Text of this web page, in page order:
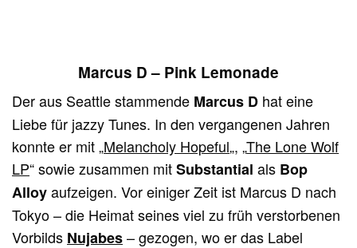
Marcus D – Pink Lemonade
Der aus Seattle stammende Marcus D hat eine
Liebe für jazzy Tunes. In den vergangenen Jahren
konnte er mit „Melancholy Hopeful„, „The Lone Wolf
LP“ sowie zusammen mitSubstantial als Bop
Alloyaufzeigen. Vor einiger Zeit ist Marcus D nach
Tokyo – die Heimat seines viel zu früh verstorbenen
Vorbilds Nujabes– gezogen, wo er das Label